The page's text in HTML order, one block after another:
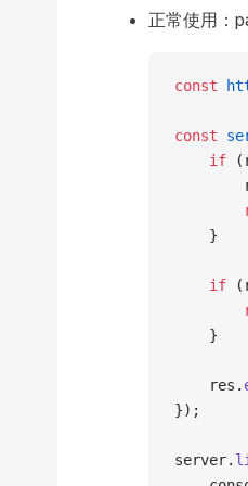
正常使用：
const
const
	if
	}
	if
	}
	res.
});
server.